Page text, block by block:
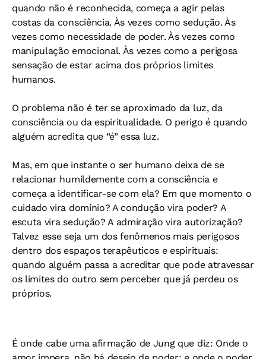
quando não é reconhecida, começa a agir pelas
costas da consciência. Às vezes como sedução. Às
vezes como necessidade de poder. Às vezes como
manipulação emocional. Às vezes como a perigosa
sensação de estar acima dos próprios limites
humanos.
O problema não é ter se aproximado da luz, da
consciência ou da espiritualidade. O perigo é quando
alguém acredita que “é” essa luz.
Mas, em que instante o ser humano deixa de se
relacionar humildemente com a consciência e
começa a identificar-se com ela? Em que momento o
cuidado vira domínio? A condução vira poder? A
escuta vira sedução? A admiração vira autorização?
Talvez esse seja um dos fenômenos mais perigosos
dentro dos espaços terapêuticos e espirituais:
quando alguém passa a acreditar que pode atravessar
os limites do outro sem perceber que já perdeu os
próprios.
É onde cabe uma afirmação de Jung que diz: Onde o